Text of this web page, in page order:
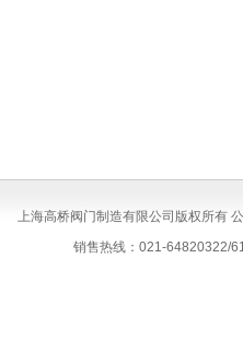
上海高桥阀门制造有限公司版权所有
销售热线：021-64820322/